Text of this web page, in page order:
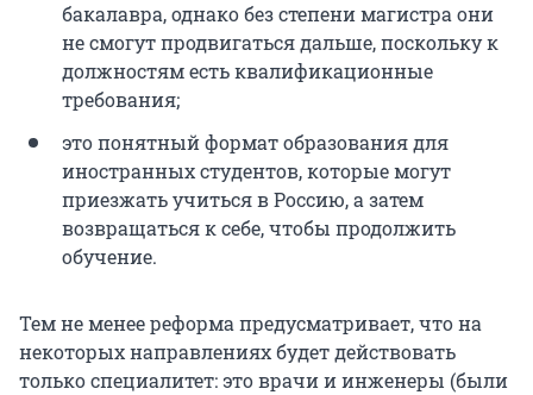
бакалавра, однако без степени магистра они
не смогут продвигаться дальше, поскольку к
должностям есть квалификационные
требования;
это понятный формат образования для
иностранных студентов, которые могут
приезжать учиться в Россию, а затем
возвращаться к себе, чтобы продолжить
обучение.
Тем не менее реформа предусматривает, что на
некоторых направлениях будет действовать
только специалитет: это врачи и инженеры (были